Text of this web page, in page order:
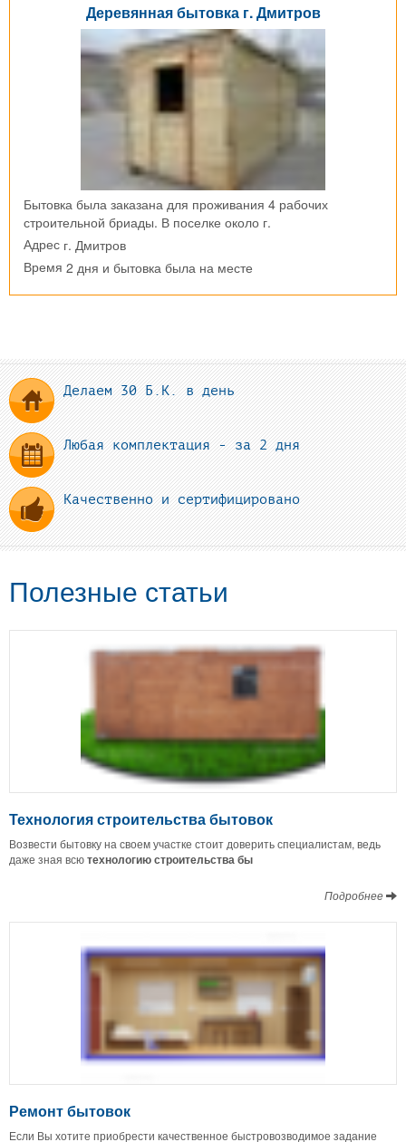
Деревянная бытовка г. Дмитров
Бытовка была заказана для проживания 4 рабочих
строительной бриады. В поселке около г.
Адрес г. Дмитров
Время 2 дня и бытовка была на месте
Делаем 30 Б.К. в день
Любая комплектация - за 2 дня
Качественно и сертифицировано
Полезные статьи
Технология строительства бытовок
Возвести бытовку на своем участке стоит доверить специалистам, ведь
даже зная всютехнологию строительства бы
Подробнее
Ремонт бытовок
Если Вы хотите приобрести качественное быстровозводимое задание